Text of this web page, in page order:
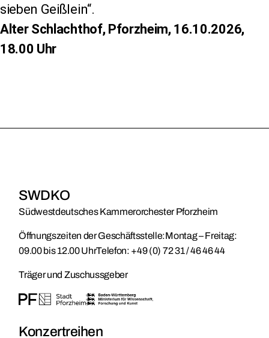
sieben Geißlein“.
Alter Schlachthof, Pforzheim, 16.10.2026,
18.00 Uhr
SWDKO
Südwestdeutsches Kammerorchester Pforzheim
Öffnungszeiten der Geschäftsstelle:Montag – Freitag:
09.00 bis 12.00 UhrTelefon: +49 (0) 72 31 / 46 46 44
Träger und Zuschussgeber
Konzertreihen